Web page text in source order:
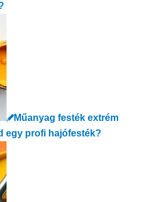
Műanyag festék extrém
egy profi hajófesték?